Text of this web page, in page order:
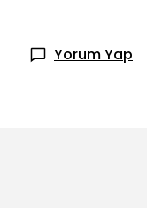
Yorum Yap